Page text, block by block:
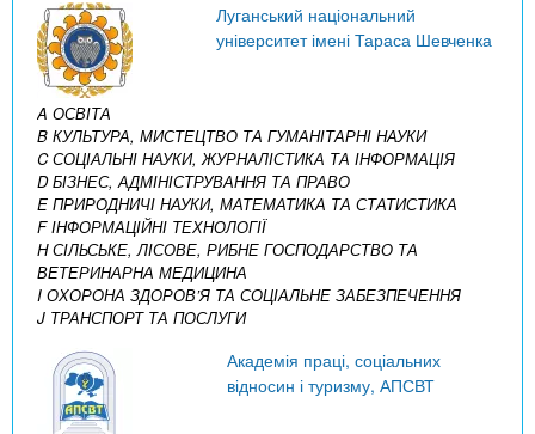
Луганський національний
університет імені Тараса Шевченка
A ОСВІТА
B КУЛЬТУРА, МИСТЕЦТВО ТА ГУМАНІТАРНІ НАУКИ
C СОЦІАЛЬНІ НАУКИ, ЖУРНАЛІСТИКА ТА ІНФОРМАЦІЯ
D БІЗНЕС, АДМІНІСТРУВАННЯ ТА ПРАВО
E ПРИРОДНИЧІ НАУКИ, МАТЕМАТИКА ТА СТАТИСТИКА
F ІНФОРМАЦІЙНІ ТЕХНОЛОГІЇ
H СІЛЬСЬКЕ, ЛІСОВЕ, РИБНЕ ГОСПОДАРСТВО ТА
ВЕТЕРИНАРНА МЕДИЦИНА
I ОХОРОНА ЗДОРОВ’Я ТА СОЦІАЛЬНЕ ЗАБЕЗПЕЧЕННЯ
J ТРАНСПОРТ ТА ПОСЛУГИ
Академія праці, соціальних
відносин і туризму, АПСВТ